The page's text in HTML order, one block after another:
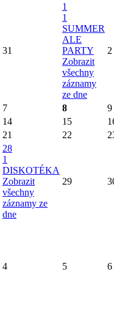
31
1
1
SUMMER
ALE
PARTY
Zobrazit
všechny
záznamy
ze dne
2
7 8
9
14 15
21 22
28
1
DISKOTÉKA
Zobrazit
všechny
záznamy ze
dne
29
4 5 6